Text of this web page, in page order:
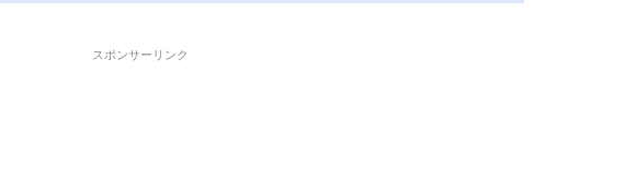
スポンサーリンク